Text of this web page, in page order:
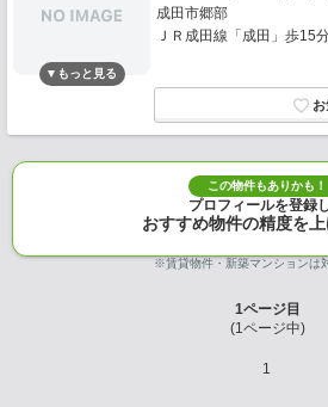
成田市郷部
ＪＲ成田線「成田」歩15
この物件もありかも！
プロフィールを登録
おすすめ物件の精度を上
※賃貸物件・新築マンションは
1ページ目
(1ページ中)
1